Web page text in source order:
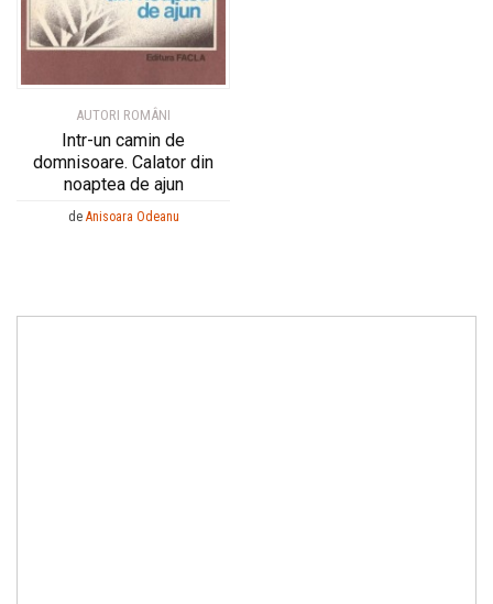
AUTORI ROMÂNI
Intr-un camin de
domnisoare. Calator din
noaptea de ajun
de Anisoara Odeanu